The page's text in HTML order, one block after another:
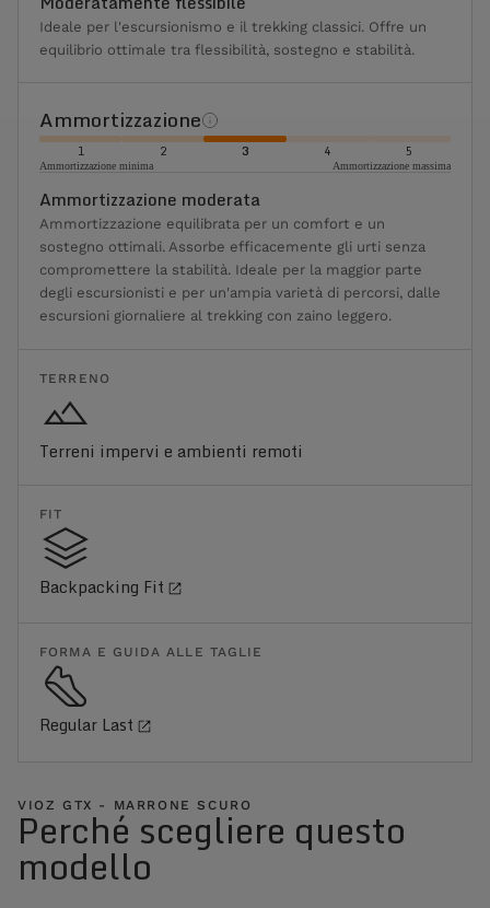
Ideale per l'escursionismo e il trekking classici. Offre un
equilibrio ottimale tra flessibilità, sostegno e stabilità.
Ammortizzazione
1 2 3 4 5
Ammortizzazione minima Ammortizzazione massima
Ammortizzazione moderata
Ammortizzazione equilibrata per un comfort e un
sostegno ottimali. Assorbe efficacemente gli urti senza
compromettere la stabilità. Ideale per la maggior parte
degli escursionisti e per un'ampia varietà di percorsi, dalle
escursioni giornaliere al trekking con zaino leggero.
TERRENO
Terreni impervi e ambienti remoti
FIT
Backpacking Fit
FORMA E GUIDA ALLE TAGLIE
Regular Last
VIOZ GTX - MARRONE SCURO
Perché scegliere questo
modello